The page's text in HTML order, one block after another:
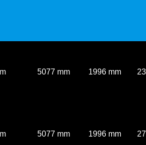
5077 mm 1996 mm
5077 mm 1996 mm